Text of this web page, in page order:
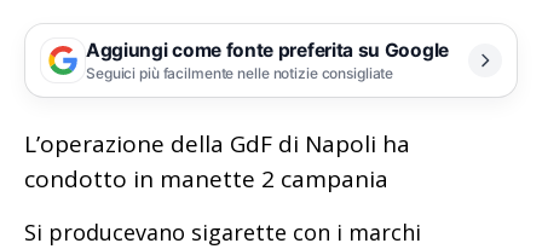
Aggiungi come fonte preferita su Google
Seguici più facilmente nelle notizie consigliate
L’operazione della GdF di Napoli ha
condotto in manette 2 campania
Si producevano sigarette con i marchi